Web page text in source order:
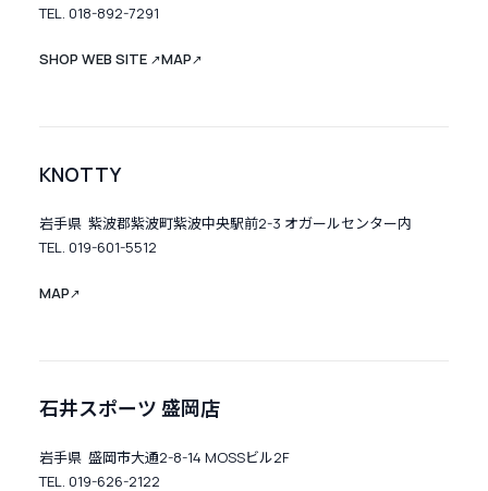
TEL. 018-892-7291
SHOP WEB SITE ↗MAP↗
KNOTTY
岩手県 紫波郡紫波町紫波中央駅前2-3 オガールセンター内
TEL. 019-601-5512
MAP↗
石井スポーツ 盛岡店
岩手県 盛岡市大通2-8-14 MOSSビル2F
TEL. 019-626-2122